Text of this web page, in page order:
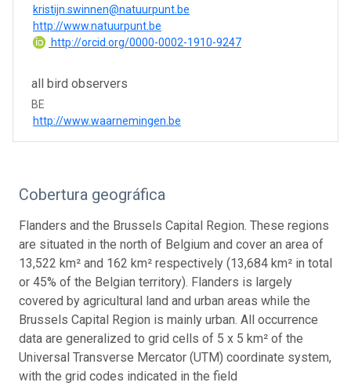
kristijn.swinnen@natuurpunt.be
http://www.natuurpunt.be
http://orcid.org/0000-0002-1910-9247
all bird observers
BE
http://www.waarnemingen.be
Cobertura geográfica
Flanders and the Brussels Capital Region. These regions
are situated in the north of Belgium and cover an area of
13,522 km² and 162 km² respectively (13,684 km² in total
or 45% of the Belgian territory). Flanders is largely
covered by agricultural land and urban areas while the
Brussels Capital Region is mainly urban. All occurrence
data are generalized to grid cells of 5 x 5 km² of the
Universal Transverse Mercator (UTM) coordinate system,
with the grid codes indicated in the field